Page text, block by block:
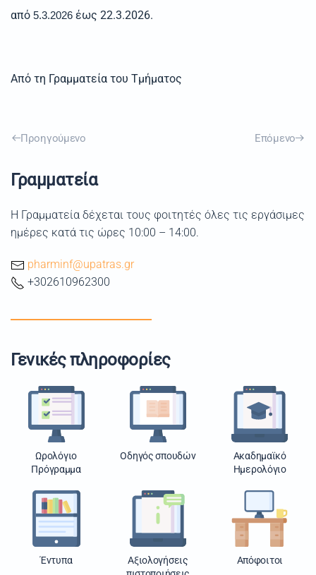
από 5.3.2026 έως 22.3.2026.
Από τη Γραμματεία του Τμήματος
Προηγούμενο Επόμενο
Γραμματεία
Η Γραμματεία δέχεται τους φοιτητές όλες τις εργάσιμες
ημέρες κατά τις ώρες 10:00 – 14:00.
pharminf@upatras.gr
+302610962300
Γενικές πληροφορίες
Ωρολόγιο
Πρόγραμμα
Οδηγός σπουδών
Ακαδημαϊκό
Ημερολόγιο
Έντυπα
Αξιολογήσεις
Απόφοιτοι